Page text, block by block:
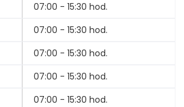
07:00 - 15:30 hod.
07:00 - 15:30 hod.
07:00 - 15:30 hod.
07:00 - 15:30 hod.
07:00 - 15:30 hod.